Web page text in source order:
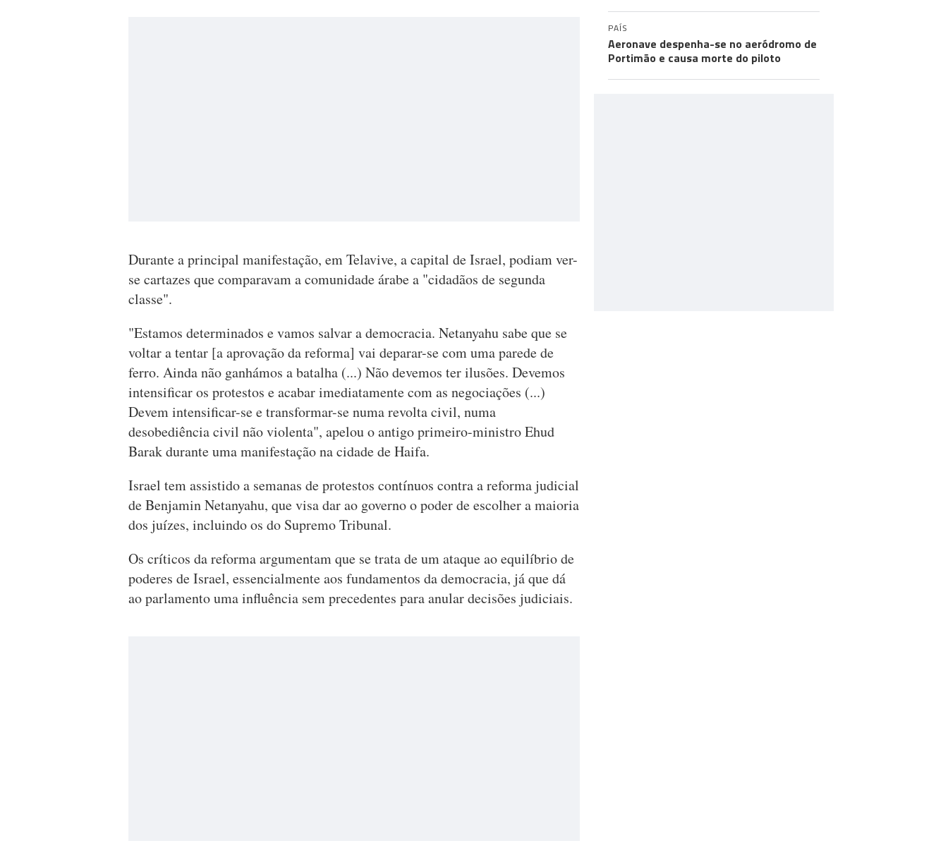
Durante a principal manifestação, em Telavive, a capital de Israel, podiam ver-
se cartazes que comparavam a comunidade árabe a "cidadãos de segunda
classe".
"Estamos determinados e vamos salvar a democracia. Netanyahu sabe que se
voltar a tentar [a aprovação da reforma] vai deparar-se com uma parede de
ferro. Ainda não ganhámos a batalha (...) Não devemos ter ilusões. Devemos
intensificar os protestos e acabar imediatamente com as negociações (...)
Devem intensificar-se e transformar-se numa revolta civil, numa
desobediência civil não violenta", apelou o antigo primeiro-ministro Ehud
Barak durante uma manifestação na cidade de Haifa.
Israel tem assistido a semanas de protestos contínuos contra a reforma judicial
de Benjamin Netanyahu, que visa dar ao governo o poder de escolher a maioria
dos juízes, incluindo os do Supremo Tribunal.
Os críticos da reforma argumentam que se trata de um ataque ao equilíbrio de
poderes de Israel, essencialmente aos fundamentos da democracia, já que dá
ao parlamento uma influência sem precedentes para anular decisões judiciais.
PAÍS
Aeronave despenha-se no aeródromo de
Portimão e causa morte do piloto